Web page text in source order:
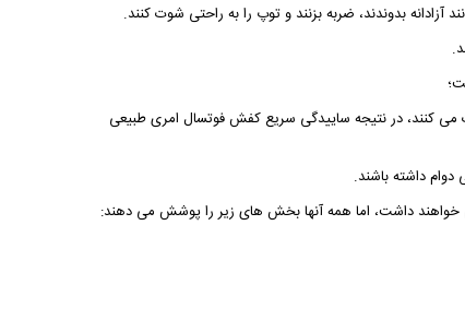
بدوندند، ضربه بزنند و توپ را به راحتی شوت کنند.
می کنند، در نتیجه ساییدگی سریع کفش فوتسال امری طبیعی
داشته باشند.
داشت، اما همه آنها بخش های زیر را پوشش می دهند: